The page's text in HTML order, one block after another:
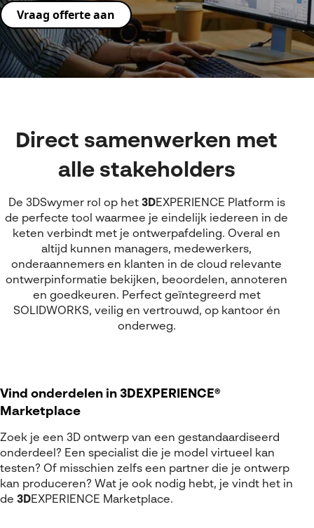
SOLIDWORKS Electrical
SOLIDWORKS Inspection
Visiativ Customer Service
CATIA Composer
myCADtools
Acties en promoties
Kennis
Vraag offerte aan
Direct samenwerken met
alle stakeholders
De 3DSwymer rol op het 3DEXPERIENCE Platform is
de perfecte tool waarmee je eindelijk iedereen in de
keten verbindt met je ontwerpafdeling. Overal en
altijd kunnen managers, medewerkers,
onderaannemers en klanten in de cloud relevante
ontwerpinformatie bekijken, beoordelen, annoteren
en goedkeuren. Perfect geïntegreerd met
SOLIDWORKS, veilig en vertrouwd, op kantoor én
onderweg.
Vind onderdelen in 3DEXPERIENCE®
Marketplace
Zoek je een 3D ontwerp van een gestandaardiseerd
onderdeel? Een specialist die je model virtueel kan
testen? Of misschien zelfs een partner die je ontwerp
kan produceren? Wat je ook nodig hebt, je vindt het in
de 3DEXPERIENCE Marketplace.